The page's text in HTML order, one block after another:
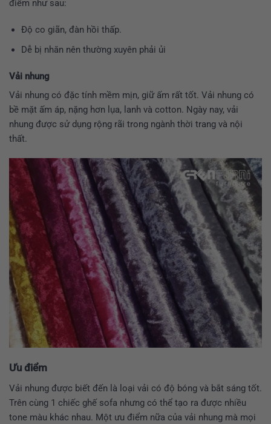
điểm như sau:
Độ co giãn, đàn hồi thấp.
Dễ bị nhăn nên thường xuyên phải ủi
Vải nhung
Vải nhung có đặc tính mềm mịn, giữ ấm rất tốt. Vải nhung có
bề mặt ấm áp, nặng hơn lụa, lanh và cotton. Ngày nay, vải
nhung được sử dụng rộng rãi trong ngành thời trang và nội
thất.
Ưu điểm
Vải nhung được biết đến là loại vải có độ bóng và bắt sáng tốt.
Trên cùng 1 chiếc ghế sofa nhưng có thể tạo ra được nhiều
tone màu khác nhau. Một ưu điểm nữa của vải nhung mà mọi